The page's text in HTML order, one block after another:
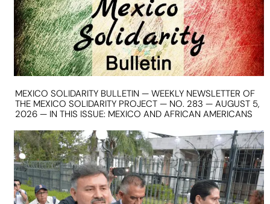
MEXICO SOLIDARITY BULLETIN — WEEKLY NEWSLETTER OF
THE MEXICO SOLIDARITY PROJECT — NO. 283 — AUGUST 5,
2026 — IN THIS ISSUE: MEXICO AND AFRICAN AMERICANS